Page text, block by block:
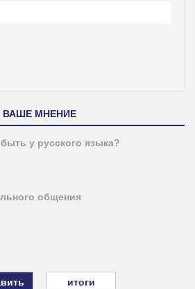
ВАШЕ МНЕНИЕ
у русского языка?
общения
итоги